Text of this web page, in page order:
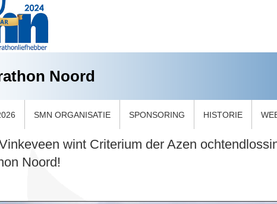
Noord
SMN ORGANISATIE SPONSORING HISTORIE
wint Criterium der Azen
Noord!